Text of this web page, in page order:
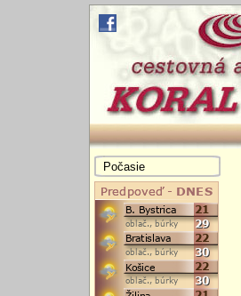
Počasie